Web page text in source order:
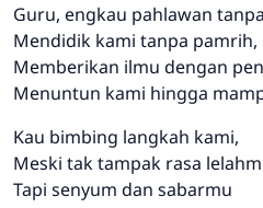
Guru, engkau pahlawan
Mendidik kami tanpa pamrih,
Memberikan ilmu dengan
Menuntun kami hingga
Kau bimbing langkah kami,
Meski tak tampak rasa
Tapi senyum dan sabarmu